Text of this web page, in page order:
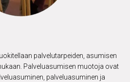
palvelutarpeiden, asumisen
Palveluasumisen muotoja ovat
palveluasuminen ja